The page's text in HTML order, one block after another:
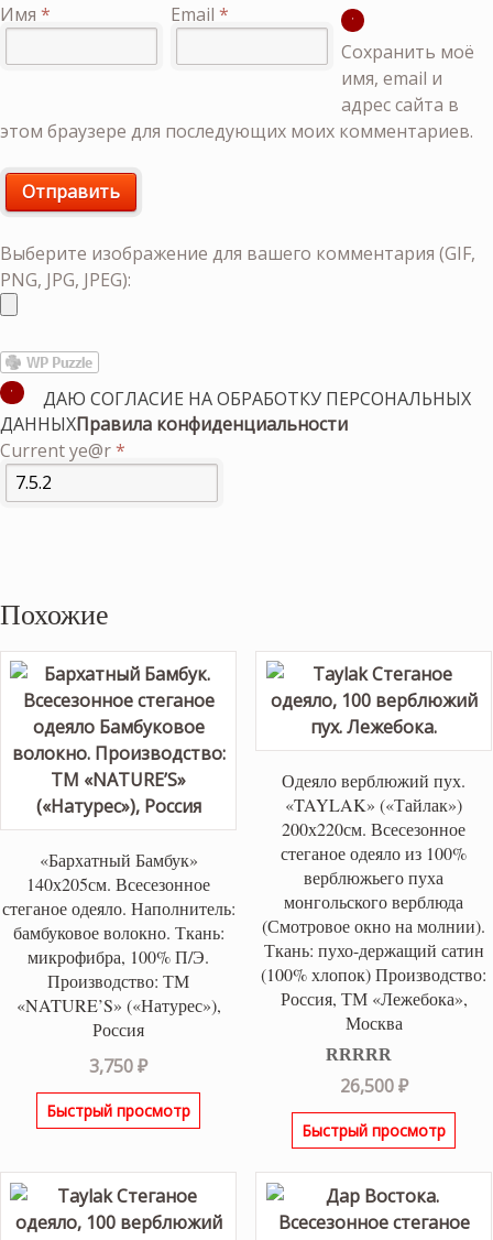
Имя * Email *
Сохранить моё
имя, email и
адрес сайта в
этом браузере для последующих моих комментариев.
Выберите изображение для вашего комментария (GIF,
PNG, JPG, JPEG):
ДАЮ СОГЛАСИЕ НА ОБРАБОТКУ ПЕРСОНАЛЬНЫХ
ДАННЫХПравила конфиденциальности
Current ye@r*
Похожие
«Бархатный Бамбук»
140х205см. Всесезонное
стеганое одеяло. Наполнитель:
бамбуковое волокно. Ткань:
микрофибра, 100% П/Э.
Производство: ТМ
«NATURE’S» («Натурес»),
Россия
3,750₽
Быстрый просмотр
Одеяло верблюжий пух.
«TAYLAK» («Тайлак»)
200х220см. Всесезонное
стеганое одеяло из 100%
верблюжьего пуха
монгольского верблюда
(Смотровое окно на молнии).
Ткань: пухо-держащий сатин
(100% хлопок) Производство:
Россия, ТМ «Лежебока»,
Москва
Оценка5.00
из 5
26,500₽
Быстрый просмотр